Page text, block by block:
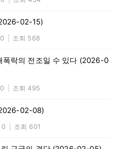
02-15)
조회 568
폭락의 전조일 수 있다 (2026-0
조회 495
02-08)
0 조회 601